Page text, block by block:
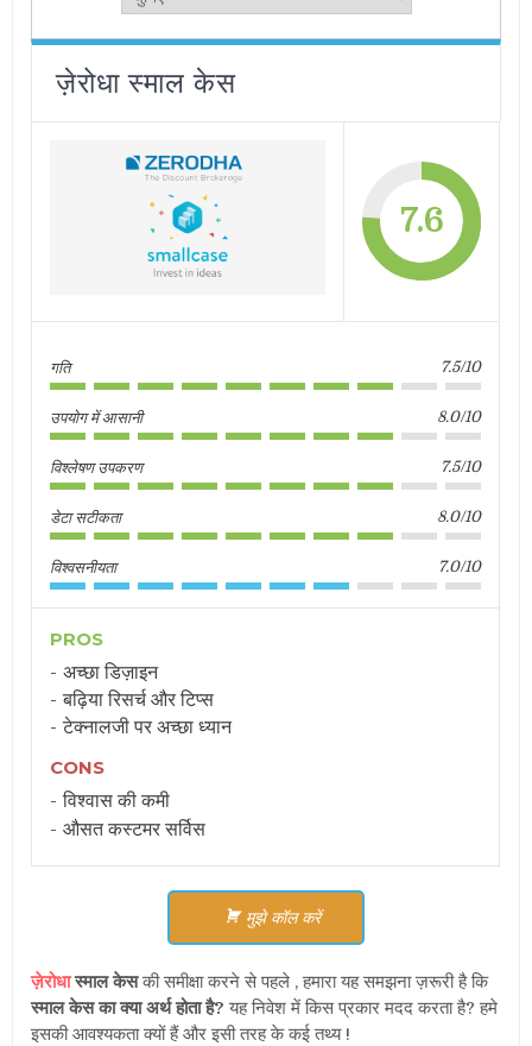
ज़ेरोधा स्माल केस
7.6
गति 7.5/10
उपयोग में आसानी 8.0/10
विश्लेषण उपकरण 7.5/10
डेटा सटीकता 8.0/10
विश्वसनीयता 7.0/10
PROS
अच्छा डिज़ाइन
बढ़िया रिसर्च और टिप्स
टेक्नालजी पर अच्छा ध्यान
CONS
विश्वास की कमी
औसत कस्टमर सर्विस
मुझे कॉल करें
ज़ेरोधास्माल केसकी समीक्षा करने से पहले , हमारा यह समझना ज़रूरी है कि
स्माल केस का क्या अर्थ होता है? यह निवेश में किस प्रकार मदद करता है? हमे
इसकी आवश्यकता क्यों हैं और इसी तरह के कई तथ्य !